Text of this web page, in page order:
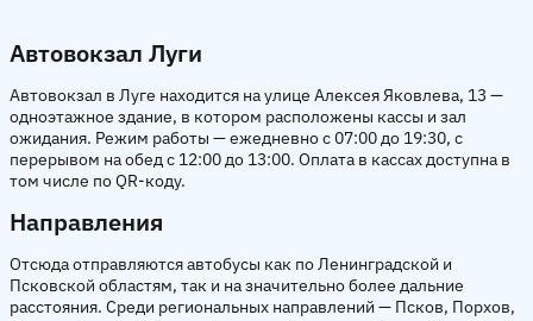
Автовокзал Луги
Автовокзал в Луге находится на улице Алексея Яковлева, 13 —
одноэтажное здание, в котором расположены кассы и зал
ожидания. Режим работы — ежедневно с 07:00 до 19:30, с
перерывом на обед с 12:00 до 13:00. Оплата в кассах доступна в
том числе по QR-коду.
Направления
Отсюда отправляются автобусы как по Ленинградской и
Псковской областям, так и на значительно более дальние
расстояния. Среди региональных направлений — Псков, Порхов,